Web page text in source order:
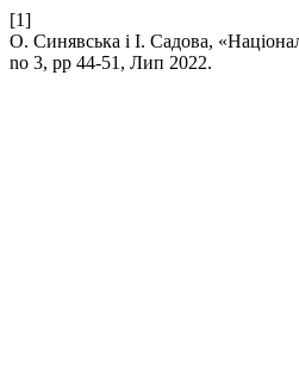
[1]
О. Синявська і І. Садова,
no 3, pp 44-51, Лип 2022.